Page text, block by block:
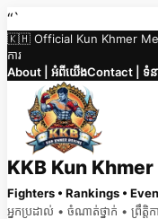
Skip
to
content
“`
🇰🇭 Official Kun Khmer Media
ការ
About | អំពីយើងContact | ទំន
KKB Kun
Fighters • Rankings •
អ្នកប្រដាល់ • ចំណាត់ថ្នាក់ • ព្រឹត្